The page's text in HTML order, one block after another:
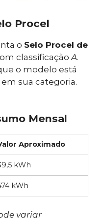
Procel
o Selo Procel de
classificaçãoA.
o modelo está
sua categoria.
Mensal
Aproximado
kWh
kWh
variar